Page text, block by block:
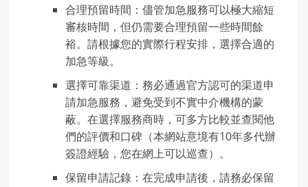
合理預留時間：儘管加急服務可以極大縮短
審核時間，但仍需要合理預留一些時間餘
裕。請根據您的實際行程安排，選擇合適的
加急等級。
選擇可靠渠道：務必通過官方認可的渠道申
請加急服務，避免受到不實中介機構的蒙
蔽。在選擇服務商時，可多方比較並查閱他
們的評價和口碑（本網站意境有10年多代辦
簽證經驗，您在網上可以巡查）。
保留申請記錄：在完成申請後，請務必保留